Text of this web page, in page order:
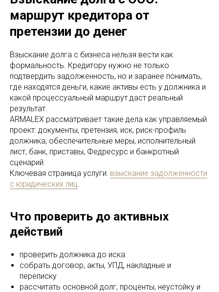
маршрут кредитора от
претензии до денег
Взыскание долга с бизнеса нельзя вести как
формальность. Кредитору нужно не только
подтвердить задолженность, но и заранее понимать,
где находятся деньги, какие активы есть у должника и
какой процессуальный маршрут даст реальный
результат.
ARMALEX рассматривает такие дела как управляемый
проект: документы, претензия, иск, риск-профиль
должника, обеспечительные меры, исполнительный
лист, банк, приставы, Федресурс и банкротный
сценарий.
Ключевая страница услуги: взыскание задолженности
с юридических лиц.
Что проверить до активных
действий
проверить должника до иска
собрать договор, акты, УПД, накладные и
переписку
рассчитать основной долг, проценты, неустойку и